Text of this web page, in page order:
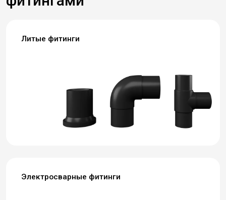
Литые фитинги
Электросварные фитинги